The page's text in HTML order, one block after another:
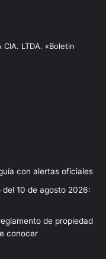
CIA. LTDA. «Boletin
con alertas oficiales
del 10 de agosto 2026:
de propiedad
conocer